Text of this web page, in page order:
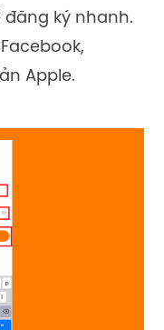
ký nhanh.
Apple.